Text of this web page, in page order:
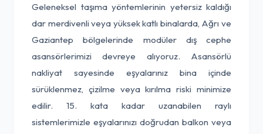
Geleneksel taşıma yöntemlerinin yetersiz kaldığı
dar merdivenli veya yüksek katlı binalarda, Ağrı ve
Gaziantep bölgelerinde modüler dış cephe
asansörlerimizi devreye alıyoruz. Asansörlü
nakliyat sayesinde eşyalarınız bina içinde
sürüklenmez, çizilme veya kırılma riski minimize
edilir. 15. kata kadar uzanabilen raylı
sistemlerimizle eşyalarınızı doğrudan balkon veya